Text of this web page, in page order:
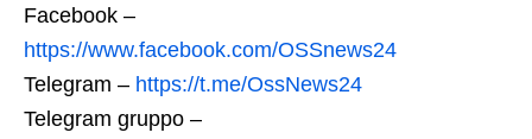
Facebook –
https://www.facebook.com/OSSnews24
Telegram – https://t.me/OssNews24
Telegram gruppo –